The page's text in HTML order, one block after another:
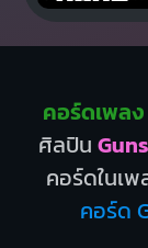
คอร์ดเพล
ศิลปิน
คอร์ดในเ
คอร์ด